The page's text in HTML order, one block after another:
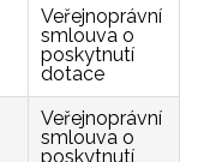
Veřejnoprávní
smlouva o
poskytnutí
dotace
Veřejnoprávní
smlouva o
poskytnutí